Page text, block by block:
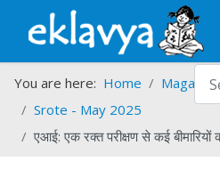
You are here: Home
Srote - May 2025
एआई: एक रक्त परीक्षण से कई बीमारियों